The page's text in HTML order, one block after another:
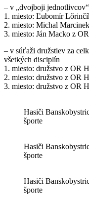
– v „dvojboji jednotlivcov“
1. miesto: Ľubomír
2. miesto: Michal
3. miesto: Ján Macko z
– v súťaži družstiev za
všetkých disciplín
1. miesto: družstvo z OR
2. miesto: družstvo z OR
3. miesto: družstvo z OR
Hasiči
športe
Hasiči
športe
Hasiči
športe